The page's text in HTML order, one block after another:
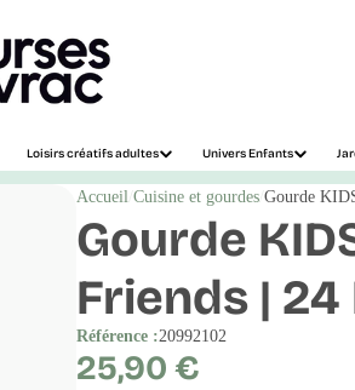
Loisirs créatifs adultes Univers Enfants
Accueil Cuisine et gourdes Gourde
Gourde
Friends |
Référence :20992102
Prix
25,90 €